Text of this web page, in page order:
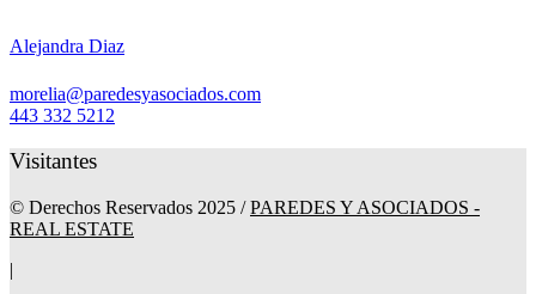
Alejandra Diaz
morelia@paredesyasociados.com
443 332 5212
Visitantes
© Derechos Reservados 2025 /PAREDES Y ASOCIADOS -
REAL ESTATE
|